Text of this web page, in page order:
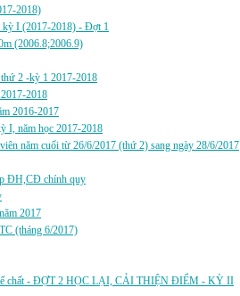
2018)
kỳ I (2017-2018) - Đợt 1
(2006.8;2006.9)
2 -kỳ 1 2017-2018
2018
2016-2017
I, năm học 2017-2018
năm cuối từ 26/6/2017 (thứ 2) sang ngày 28/6/2017
ĐH,CĐ chính quy
2017
(tháng 6/2017)
chất - ĐỢT 2 HỌC LẠI, CẢI THIỆN ĐIỂM - KỲ II